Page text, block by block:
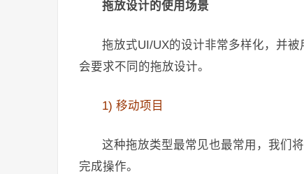
拖放设计的使用场景
拖放式UI/UX的设计非常多样化，并
会要求不同的拖放设计。
1) 移动项目
这种拖放类型最常见也最常用，我们
完成操作。